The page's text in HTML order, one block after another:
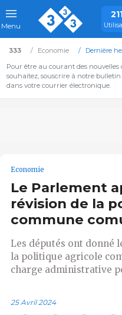
Menu
333 Economie
Dernière
Pour être au courant des nouvelles
souhaitez, souscrire à notre
dans votre courrier électronique.
Economie
Le Parlement
révision de la
commune
Les députés ont donné
la politique agricole
charge administrative
25 Avril 2024